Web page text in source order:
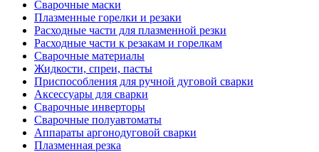
Сварочные маски
Плазменные горелки и резаки
Расходные части для плазменной резки
Расходные части к резакам и горелкам
Сварочные материалы
Жидкости, спреи, пасты
Приспособления для ручной дуговой сварки
Аксессуары для сварки
Сварочные инверторы
Сварочные полуавтоматы
Аппараты аргонодуговой сварки
Плазменная резка